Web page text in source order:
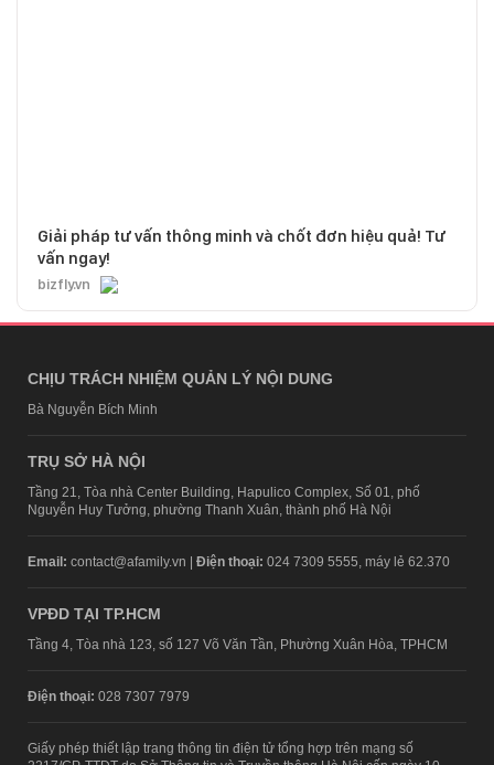
Giải pháp tư vấn thông minh và chốt đơn hiệu quả! Tư
vấn ngay!
bizfly.vn
CHỊU TRÁCH NHIỆM QUẢN LÝ NỘI DUNG
Bà Nguyễn Bích Minh
TRỤ SỞ HÀ NỘI
Tầng 21, Tòa nhà Center Building, Hapulico Complex, Số 01, phố
Nguyễn Huy Tưởng, phường Thanh Xuân, thành phố Hà Nội
Email: contact@afamily.vn | Điện thoại: 024 7309 5555, máy lẻ 62.370
VPĐD TẠI TP.HCM
Tầng 4, Tòa nhà 123, số 127 Võ Văn Tần, Phường Xuân Hòa, TPHCM
Điện thoại: 028 7307 7979
Giấy phép thiết lập trang thông tin điện tử tổng hợp trên mạng số